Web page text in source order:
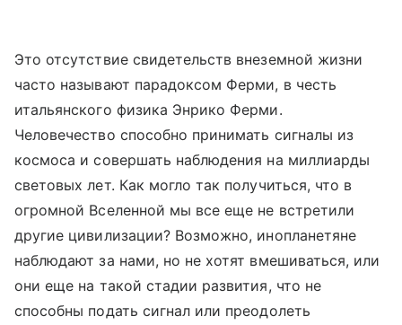
Это отсутствие свидетельств внеземной жизни
часто называют парадоксом Ферми, в честь
итальянского физика Энрико Ферми.
Человечество способно принимать сигналы из
космоса и совершать наблюдения на миллиарды
световых лет. Как могло так получиться, что в
огромной Вселенной мы все еще не встретили
другие цивилизации? Возможно, инопланетяне
наблюдают за нами, но не хотят вмешиваться, или
они еще на такой стадии развития, что не
способны подать сигнал или преодолеть